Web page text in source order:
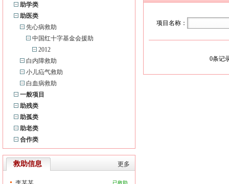
助学类
助医类
先心病救助
中国红十字基金会援助
2012
白内障救助
小儿疝气救助
白血病救助
一般项目
助残类
助孤类
助老类
合作类
更多
救助信息
已救助
项目名称：
0条记